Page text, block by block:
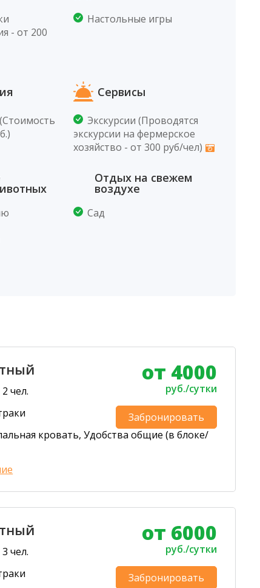
- от 200
Настольные игры
Сервисы
Экскурсии (Проводятся
экскурсии на фермерское
хозяйство - от 300 руб/чел)
Отдых на свежем
воздухе
Сад
2 чел.
от 4000
руб./сутки
Забронировать
кровать, Удобства общие (в блоке/
3 чел.
от 6000
руб./сутки
Забронировать